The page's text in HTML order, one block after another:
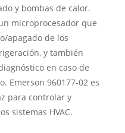
y bombas de calor.
microprocesador que
apagado de los
y también
en caso de
Emerson 960177-02 es
para controlar y
sistemas HVAC.